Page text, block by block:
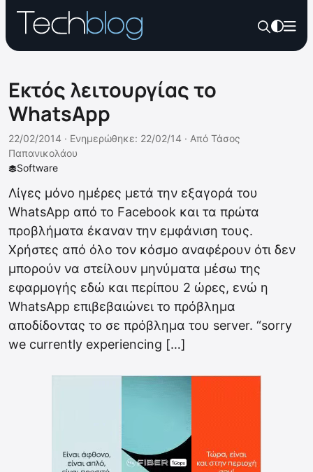
Εκτός λειτουργίας το
WhatsApp
Software
22/02/2014 · Ενημερώθηκε: 22/02/14 · Από Τάσος
Παπανικολάου
Λίγες μόνο ημέρες μετά την εξαγορά του
WhatsApp από το Facebook και τα πρώτα
προβλήματα έκαναν την εμφάνιση τους.
Χρήστες από όλο τον κόσμο αναφέρουν ότι δεν
μπορούν να στείλουν μηνύματα μέσω της
εφαρμογής εδώ και περίπου 2 ώρες, ενώ η
WhatsApp επιβεβαιώνει το πρόβλημα
αποδίδοντας το σε πρόβλημα του server. “sorry
we currently experiencing […]